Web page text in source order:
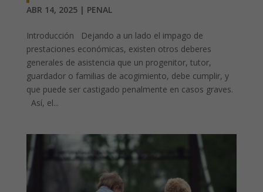
ABR 14, 2025| PENAL
Introducción Dejando a un lado el impago de
prestaciones económicas, existen otros deberes
generales de asistencia que un progenitor, tutor,
guardador o familias de acogimiento, debe cumplir, y
que puede ser castigado penalmente en casos graves.
Así, el...